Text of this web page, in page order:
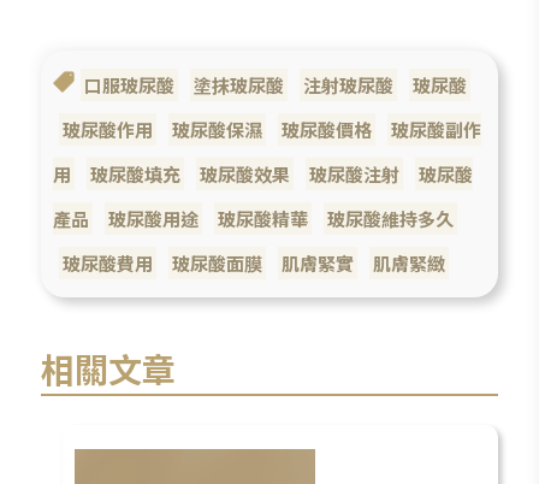
口服玻尿酸 塗抹玻尿酸 注射玻尿酸
玻尿酸
玻尿酸作用
玻尿酸保濕 玻尿酸價格
玻尿酸副作
用
玻尿酸填充 玻尿酸效果 玻尿酸注射
玻尿酸
產品
玻尿酸用途 玻尿酸精華
玻尿酸維持多久
玻尿酸費用
玻尿酸面膜 肌膚緊實 肌膚緊緻
相關文章